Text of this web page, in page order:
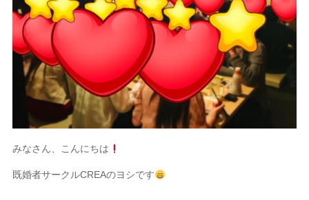
みなさん、こんにちは
既婚者サークルCREAのヨシです